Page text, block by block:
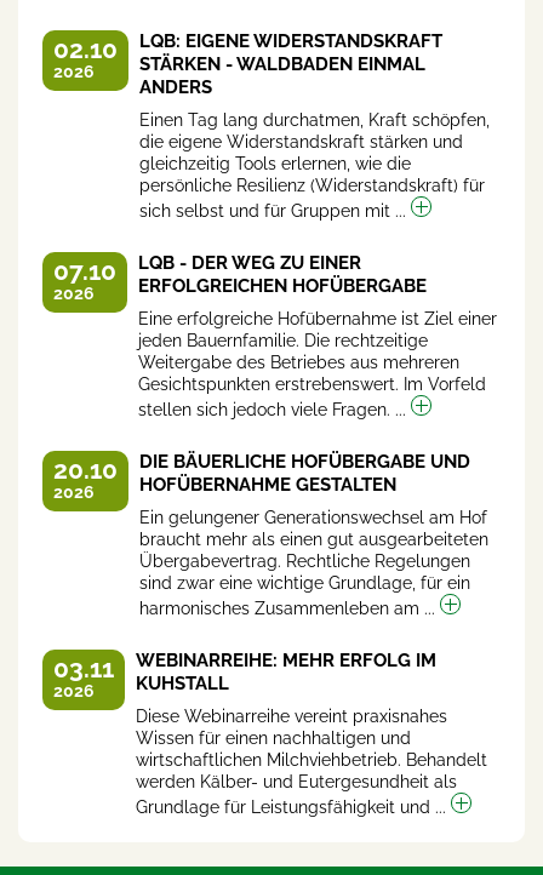
02.10
2026
LQB: EIGENE WIDERSTANDSKRAFT
STÄRKEN - WALDBADEN EINMAL
ANDERS
Einen Tag lang durchatmen, Kraft schöpfen,
die eigene Widerstandskraft stärken und
gleichzeitig Tools erlernen, wie die
persönliche Resilienz (Widerstandskraft) für
sich selbst und für Gruppen mit ...
07.10
2026
LQB - DER WEG ZU EINER
ERFOLGREICHEN HOFÜBERGABE
Eine erfolgreiche Hofübernahme ist Ziel einer
jeden Bauernfamilie. Die rechtzeitige
Weitergabe des Betriebes aus mehreren
Gesichtspunkten erstrebenswert. Im Vorfeld
stellen sich jedoch viele Fragen. ...
20.10
2026
DIE BÄUERLICHE HOFÜBERGABE UND
HOFÜBERNAHME GESTALTEN
Ein gelungener Generationswechsel am Hof
braucht mehr als einen gut ausgearbeiteten
Übergabevertrag. Rechtliche Regelungen
sind zwar eine wichtige Grundlage, für ein
harmonisches Zusammenleben am ...
03.11
2026
WEBINARREIHE: MEHR ERFOLG IM
KUHSTALL
Diese Webinarreihe vereint praxisnahes
Wissen für einen nachhaltigen und
wirtschaftlichen Milchviehbetrieb. Behandelt
werden Kälber- und Eutergesundheit als
Grundlage für Leistungsfähigkeit und ...